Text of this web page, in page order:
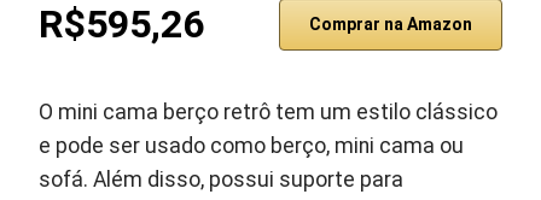
R$595,26 Comprar na Amazon
O mini cama berço retrô tem um estilo clássico
e pode ser usado como berço, mini cama ou
sofá. Além disso, possui suporte para